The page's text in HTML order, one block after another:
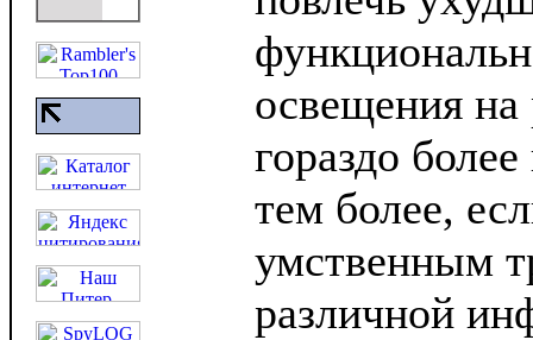
освещения на
гораздо
тем более,
умственным
различной